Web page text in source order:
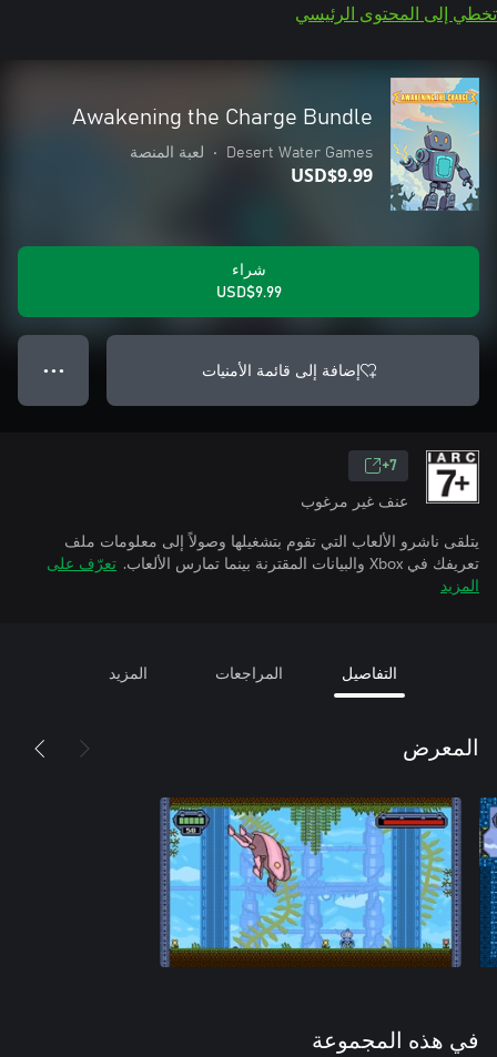
تخطي إلى المحتوى الرئيسي
Awakening the Charge Bundle
Desert Water Games
• لعبة المنصة
USD$9.99
شراء
USD$9.99
إضافة إلى قائمة الأمنيات ● ● ●
7+
عنف غير مرغوب
يتلقى ناشرو الألعاب التي تقوم بتشغيلها وصولاً إلى معلومات ملف
تعريفك في Xbox والبيانات المقترنة بينما تمارس الألعاب.
تعرّف على
المزيد
التفاصيل المراجعات المزيد
المعرض
في هذه المجموعة